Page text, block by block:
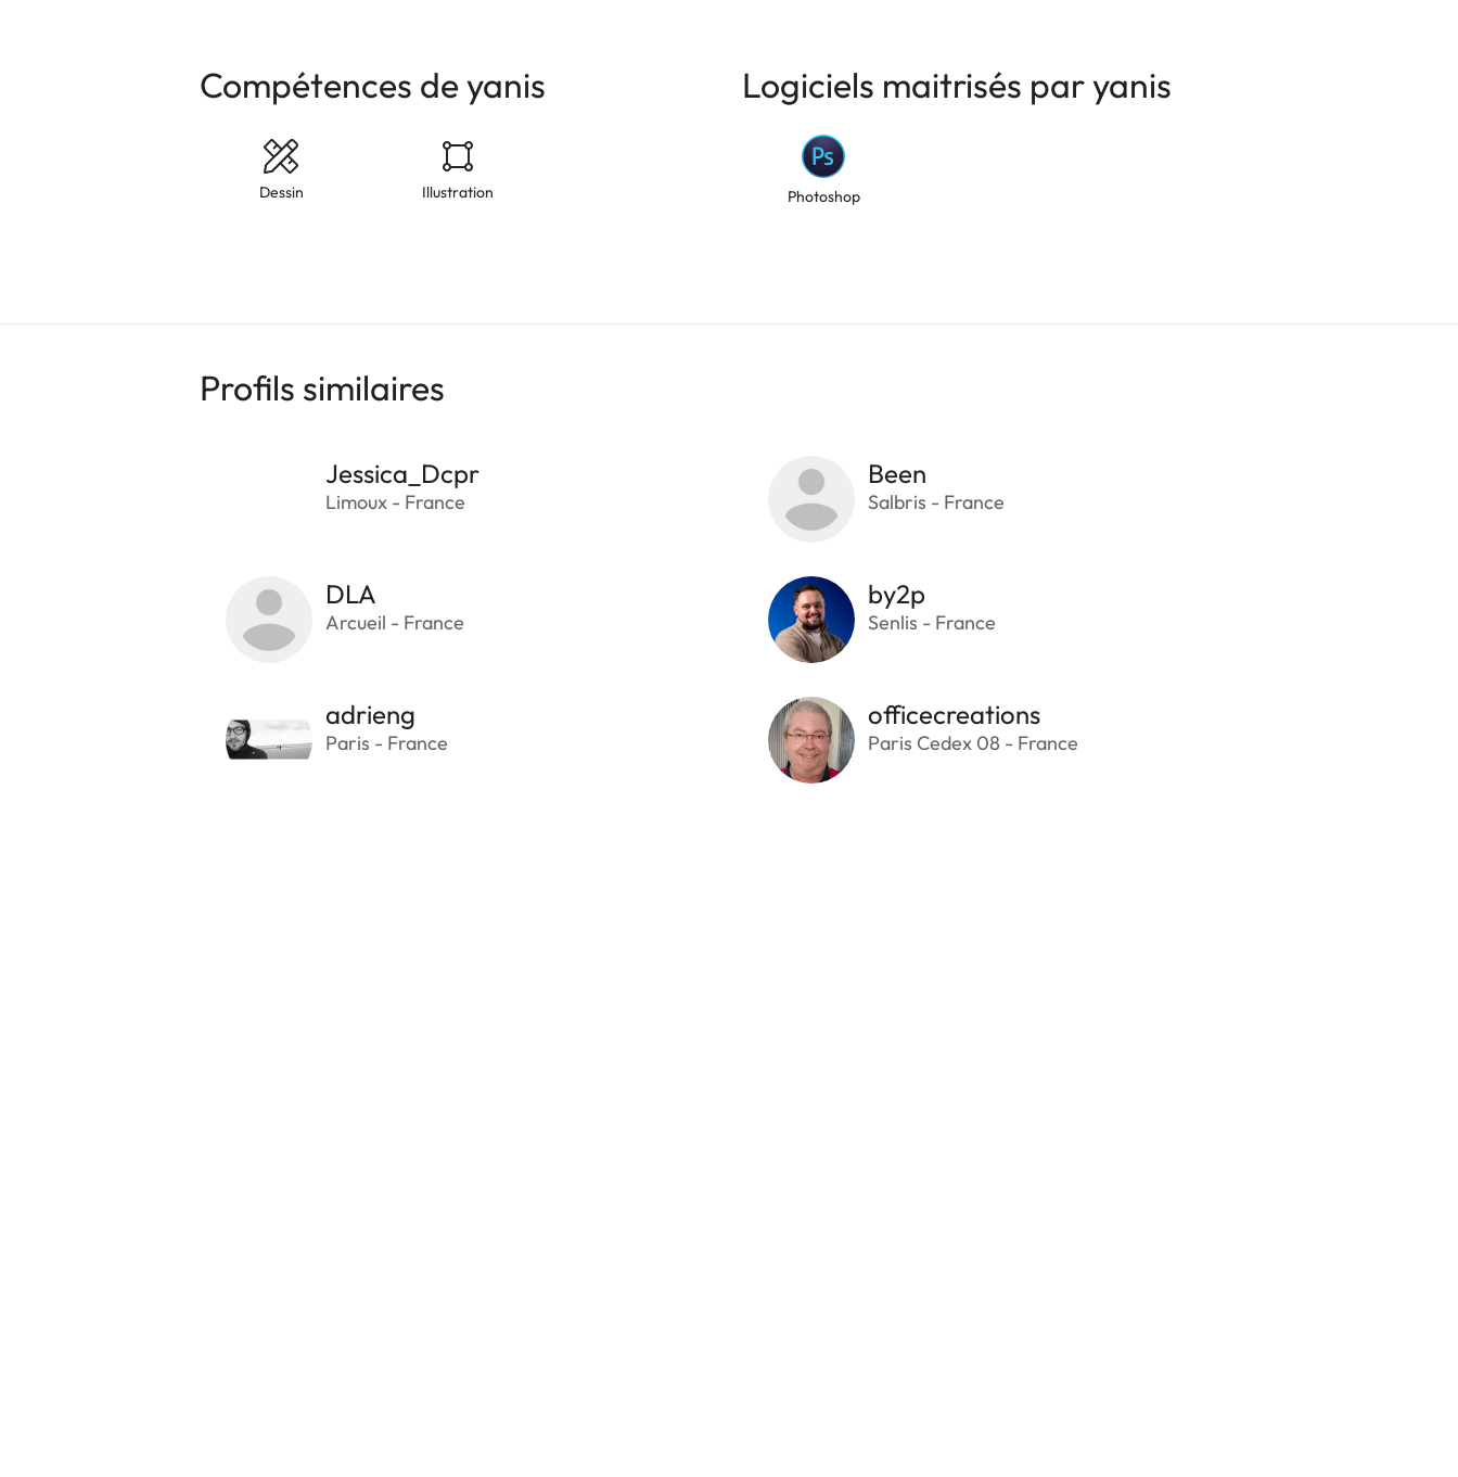
Compétences de yanis
Dessin Illustration
Logiciels maitrisés par yanis
Photoshop
Profils similaires
Jessica_Dcpr
Limoux - France
Been
Salbris - France
DLA
Arcueil - France
by2p
Senlis - France
adrieng
Paris - France
officecreations
Paris Cedex 08 - France